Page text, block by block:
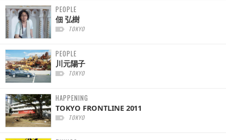
PEOPLE
佃 弘樹
TOKYO
PEOPLE
川元陽子
TOKYO
HAPPENING
TOKYO FRONTLINE 2011
TOKYO